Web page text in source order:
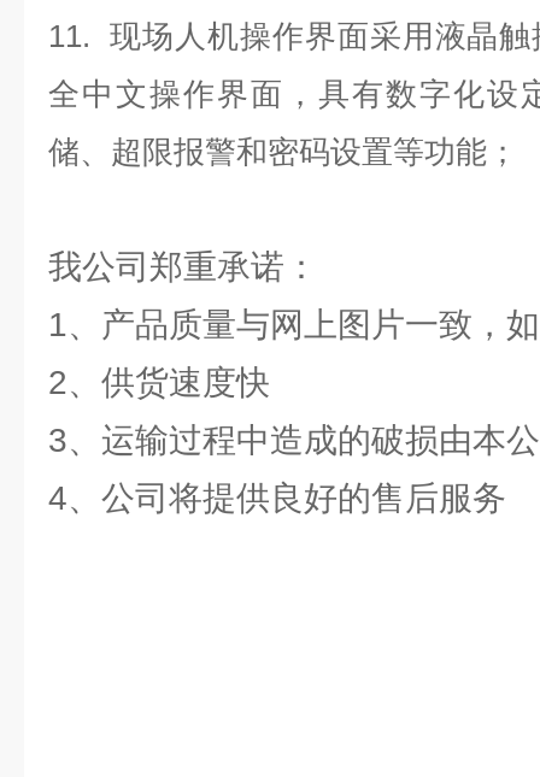
11. 现场人机操作界面采用液晶
全中文操作界面，具有数字化设
储、超限报警和密码设置等功能；
我公司郑重承诺：
1、产品质量与网上图片一致，
2、供货速度快
3、运输过程中造成的破损由本
4、公司将提供良好的售后服务